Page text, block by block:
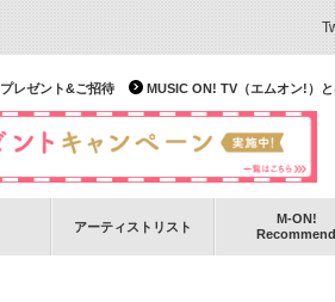
MUSIC ON! TV（エムオン!）と
プレゼント&ご招待
アーティストリスト
M-ON!
Recommend